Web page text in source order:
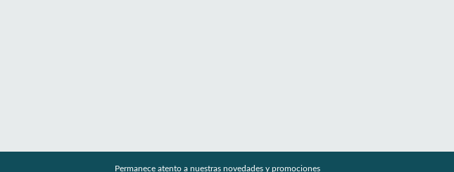
Permanece atento a nuestras novedades y promociones